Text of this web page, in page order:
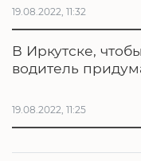
19.08.2022, 11:32
В Иркутске,
водитель
19.08.2022, 11:25